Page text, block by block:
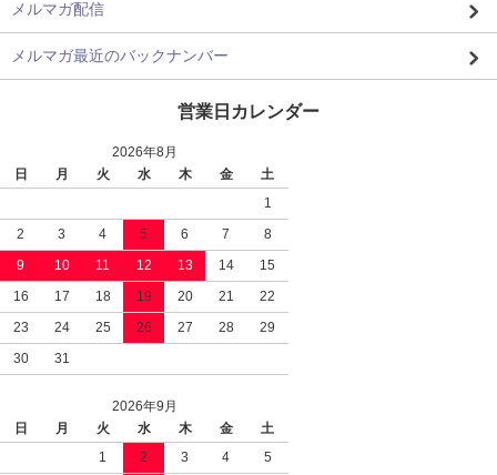
メルマガ配信
メルマガ最近のバックナンバー
営業日カレンダー
2026年8月
日
月 火 水 木 金
土
1
2
3 4 5 6 7
8
9
10 11 12 13 14
15
16
17 18 19 20 21
22
23
24 25 26 27 28
29
30
31
2026年9月
日
月 火 水 木 金
土
1
2 3 4
5